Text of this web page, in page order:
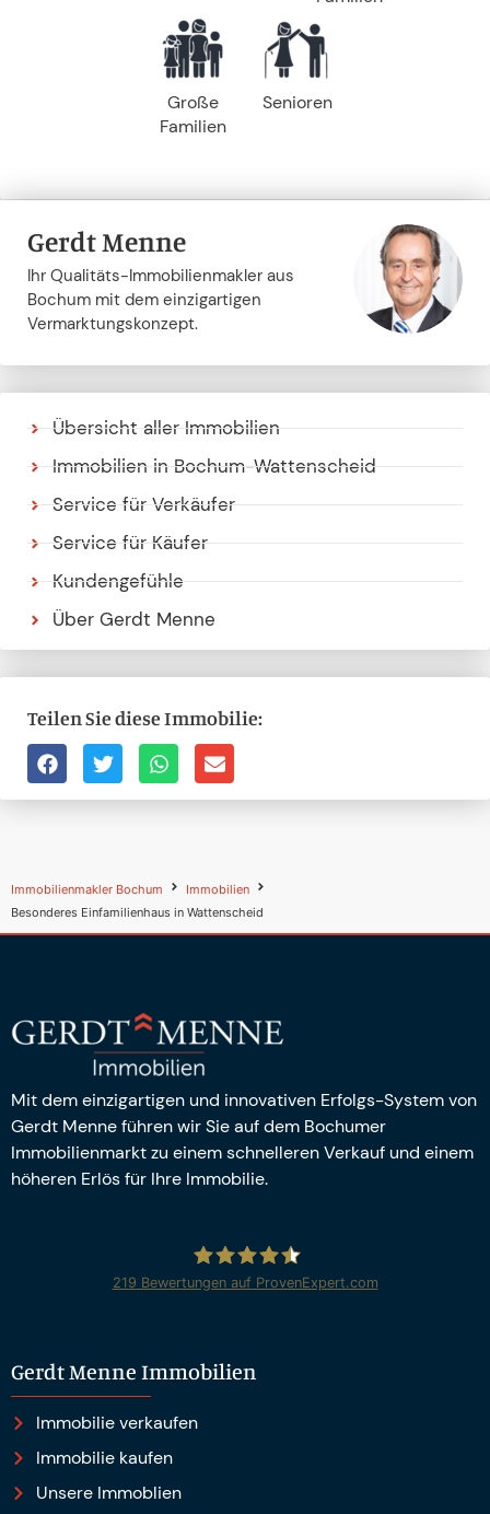
Große
Familien
Senioren
Gerdt Menne
Ihr Qualitäts-Immobilienmakler aus
Bochum mit dem einzigartigen
Vermarktungskonzept.
Übersicht aller Immobilien
Immobilien in Bochum-Wattenscheid
Service für Verkäufer
Service für Käufer
Kundengefühle
Über Gerdt Menne
Teilen Sie diese Immobilie:
Immobilienmakler Bochum
Immobilien
Besonderes Einfamilienhaus in Wattenscheid
Mit dem einzigartigen und innovativen Erfolgs-System von
Gerdt Menne führen wir Sie auf dem Bochumer
Immobilienmarkt zu einem schnelleren Verkauf und einem
höheren Erlös für Ihre Immobilie.
219 Bewertungen auf ProvenExpert.com
Gerdt Menne Immobilien
Immobilie verkaufen
Immobilie kaufen
Unsere Immoblien